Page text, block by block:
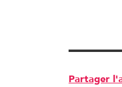
Partager